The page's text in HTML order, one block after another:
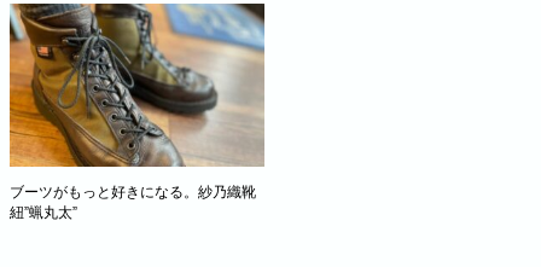
ブーツがもっと好きになる。紗乃織靴
紐”蝋丸太”